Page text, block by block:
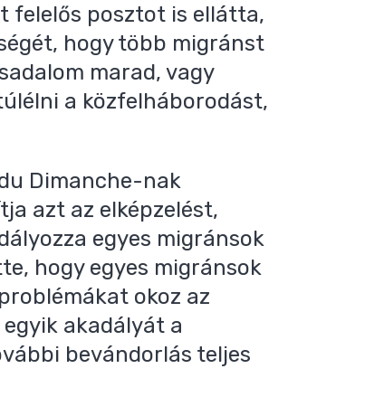
felelős posztot is ellátta,
hogy több migránst
marad, vagy
a közfelháborodást,
Dimanche-nak
azt az elképzelést,
egyes migránsok
hogy egyes migránsok
okoz az
akadályát a
bevándorlás teljes